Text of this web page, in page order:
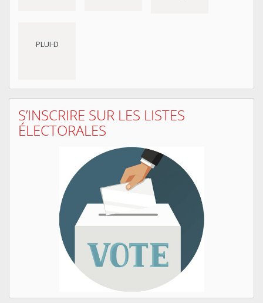
PLUI-D
S’INSCRIRE SUR LES LISTES
ÉLECTORALES